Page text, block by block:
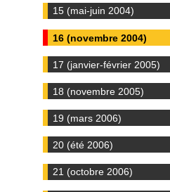
15 (mai-juin 2004)
16 (novembre 2004)
17 (janvier-février 2005)
18 (novembre 2005)
19 (mars 2006)
20 (été 2006)
21 (octobre 2006)